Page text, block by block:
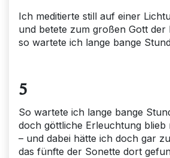
Ich meditierte still auf einer
und betete zum großen Gott der
so wartete ich lange bange
5
So wartete ich lange bange
doch göttliche Erleuchtung blieb
– und dabei hätte ich doch gar
das fünfte der Sonette dort